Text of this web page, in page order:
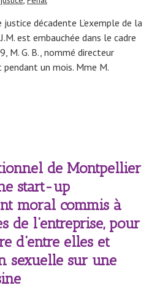
décadente L’exemple de la
est embauchée dans le cadre
M. G. B., nommé directeur
pendant un mois. Mme M.
de Montpellier
start-up
moral commis à
de l’entreprise, pour
d’entre elles et
sexuelle sur une